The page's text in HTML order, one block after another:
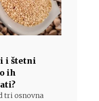
i štetni
ih
tri osnovna